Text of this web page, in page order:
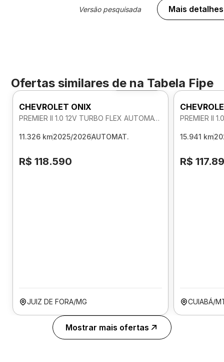
Versão pesquisada Mais detalhes
Ofertas similares de na Tabela Fipe
Foto 360º
CHEVROLET ONIX
PREMIER II 1.0 12V TURBO FLEX AUTOMATICO
11.326 km2025/2026AUTOMAT.
R$ 118.590
JUIZ DE FORA/MG
15.941 km
R$
CUIABÁ/
Mostrar mais ofertas